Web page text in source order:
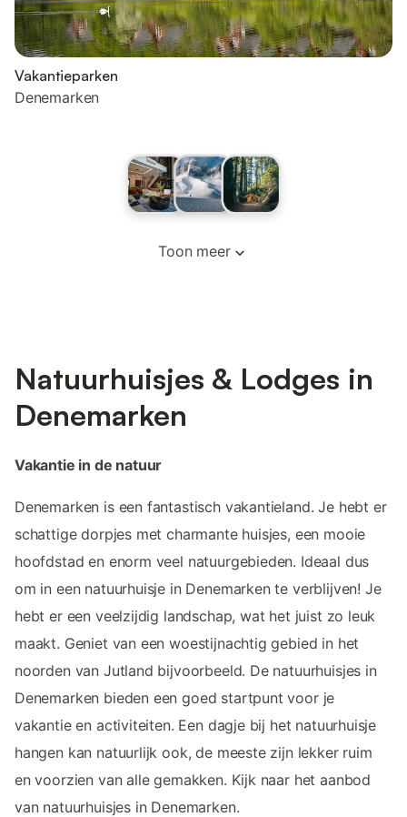
Vakantieparken
Denemarken
Toon meer
Natuurhuisjes & Lodges in
Denemarken
Vakantie in de natuur
Denemarken is een fantastisch vakantieland. Je hebt er
schattige dorpjes met charmante huisjes, een mooie
hoofdstad en enorm veel natuurgebieden. Ideaal dus
om in een natuurhuisje in Denemarken te verblijven! Je
hebt er een veelzijdig landschap, wat het juist zo leuk
maakt. Geniet van een woestijnachtig gebied in het
noorden van Jutland bijvoorbeeld. De natuurhuisjes in
Denemarken bieden een goed startpunt voor je
vakantie en activiteiten. Een dagje bij het natuurhuisje
hangen kan natuurlijk ook, de meeste zijn lekker ruim
en voorzien van alle gemakken. Kijk naar het aanbod
van natuurhuisjes in Denemarken.